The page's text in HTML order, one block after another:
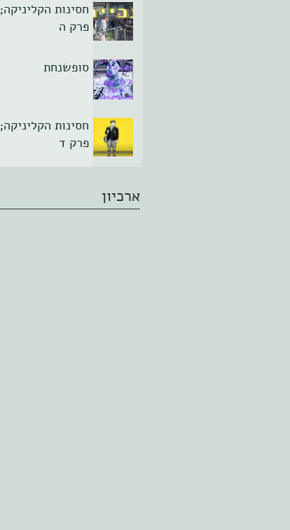
חסינות הקליניקה;
פרק ה
סופשנחת
חסינות הקליניקה;
פרק ד
ארכיון